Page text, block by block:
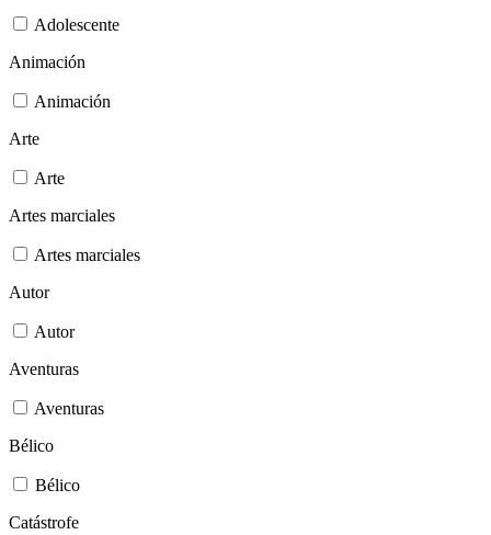
Adolescente
Animación
Animación
Arte
Arte
Artes marciales
Artes marciales
Autor
Autor
Aventuras
Aventuras
Bélico
Bélico
Catástrofe